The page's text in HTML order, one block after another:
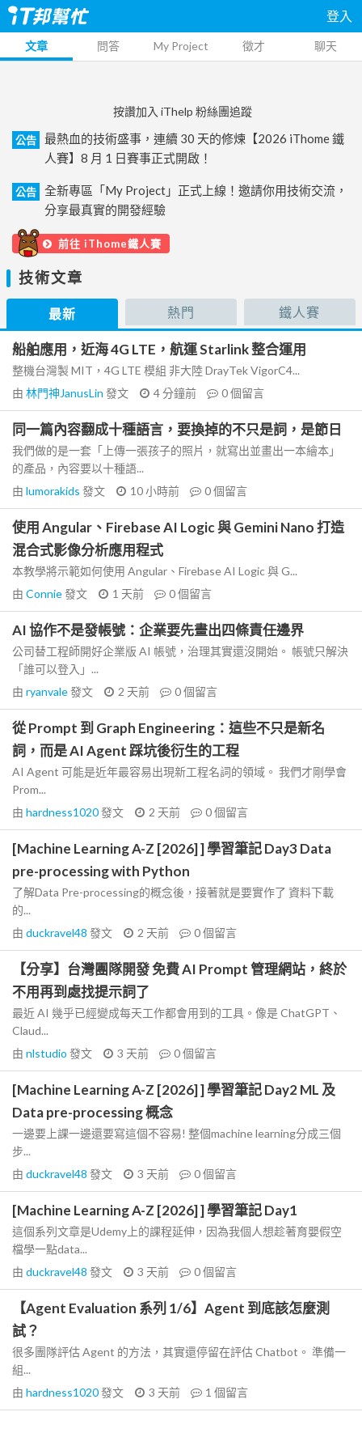
登入
文章 問答 My Project 徵才 聊天
按讚加入 iThelp 粉絲團追蹤
公告
最熱血的技術盛事，連續 30 天的修煉【2026 iThome 鐵
人賽】8 月 1 日賽事正式開啟！
公告
全新專區「My Project」正式上線！邀請你用技術交流，
分享最真實的開發經驗
前往 iThome鐵人賽
技術文章
最新 熱門 鐵人賽
船舶應用，近海 4G LTE，航運 Starlink 整合運用
整機台灣製 MIT，4G LTE 模組 非大陸 DrayTek VigorC4...
由 林門神JanusLin 發文 4 分鐘前 0個留言
同一篇內容翻成十種語言，要換掉的不只是詞，是節日
我們做的是一套「上傳一張孩子的照片，就寫出並畫出一本繪本」
的產品，內容要以十種語...
由 lumorakids 發文 10 小時前 0個留言
使用 Angular、Firebase AI Logic 與 Gemini Nano 打造
混合式影像分析應用程式
本教學將示範如何使用 Angular、Firebase AI Logic 與 G...
由 Connie發文 1 天前 0個留言
AI 協作不是發帳號：企業要先畫出四條責任邊界
公司替工程師開好企業版 AI 帳號，治理其實還沒開始。 帳號只解決
「誰可以登入」...
由 ryanvale發文 2 天前 0個留言
從 Prompt 到 Graph Engineering：這些不只是新名
詞，而是 AI Agent 踩坑後衍生的工程
AI Agent 可能是近年最容易出現新工程名詞的領域。 我們才剛學會
Prom...
由 hardness1020發文 2 天前 0個留言
[Machine Learning A-Z [2026] ] 學習筆記 Day3 Data
pre-processing with Python
了解Data Pre-processing的概念後，接著就是要實作了 資料下載
的...
由 duckravel48 發文 2 天前 0個留言
【分享】台灣團隊開發 免費 AI Prompt 管理網站，終於
不用再到處找提示詞了
最近 AI 幾乎已經變成每天工作都會用到的工具。像是 ChatGPT、
Claud...
由 nlstudio 發文 3 天前 0個留言
[Machine Learning A-Z [2026] ] 學習筆記 Day2 ML 及
Data pre-processing 概念
一邊要上課一邊還要寫這個不容易! 整個machine learning分成三個
步...
由 duckravel48 發文 3 天前 0個留言
[Machine Learning A-Z [2026] ] 學習筆記 Day1
這個系列文章是Udemy上的課程延伸，因為我個人想趁著育嬰假空
檔學一點data...
由 duckravel48 發文 3 天前 0個留言
【Agent Evaluation 系列 1/6】Agent 到底該怎麼測
試？
很多團隊評估 Agent 的方法，其實還停留在評估 Chatbot。 準備一
組...
由 hardness1020發文 3 天前 1 個留言